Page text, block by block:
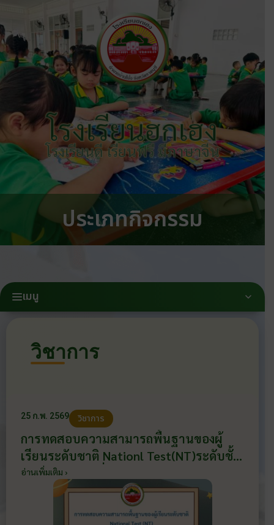
โรงเรียนฮกเฮง
โรงเรียนดี เรียนฟรี มีภาษาจีน
ประเภทกิจกรรม
เมนู
วิชาการ
25 ก.พ. 2569 วิชาการ
การทดสอบความสามารถพื้นฐานของผู้
เรียนระดับชาติ Nationl Test(NT)ระดับชั้น
ประถมศึกษาปีที่ 3 ปีการศึกษา 2569 สนาม
สอบโรงเรียนฮกเฮง วันที่ 25 กุมภาพันธ์
อ่านเพิ่มเติม ›